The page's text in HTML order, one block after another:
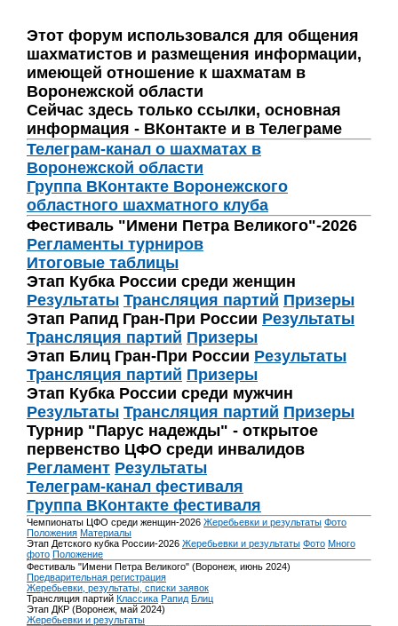
Этот форум использовался для общения
шахматистов и размещения информации,
имеющей отношение к шахматам в
Воронежской области
Сейчас здесь только ссылки, основная
информация - ВКонтакте и в Телеграме
Телеграм-канал о шахматах в
Воронежской области
Группа ВКонтакте Воронежского
областного шахматного клуба
Фестиваль "Имени Петра Великого"-2026
Регламенты турниров
Итоговые таблицы
Этап Кубка России среди женщин
Результаты Трансляция партий Призеры
Этап Рапид Гран-При России Результаты
Трансляция партий Призеры
Этап Блиц Гран-При России Результаты
Трансляция партий Призеры
Этап Кубка России среди мужчин
Результаты Трансляция партий Призеры
Турнир "Парус надежды" - открытое
первенство ЦФО среди инвалидов
Регламент Результаты
Телеграм-канал фестиваля
Группа ВКонтакте фестиваля
Чемпионаты ЦФО среди женщин-2026 Жеребьевки и результаты Фото
Положения Материалы
Этап Детского кубка России-2026 Жеребьевки и результаты Фото Много
фото Положение
Фестиваль "Имени Петра Великого" (Воронеж, июнь 2024)
Предварительная регистрация
Жеребьевки, результаты, списки заявок
Трансляция партий Классика Рапид Блиц
Этап ДКР (Воронеж, май 2024)
Жеребьевки и результаты